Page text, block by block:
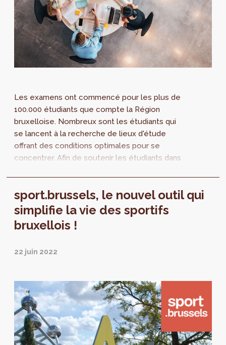
Les examens ont commencé pour les plus de
100.000 étudiants que compte la Région
bruxelloise. Nombreux sont les étudiants qui
se lancent à la recherche de lieux d'étude
offrant des conditions optimales pour se
concentrer. Afin de soutenir les étudiants dans
d’étude disponibles sur le territoire bruxellois.
sport.brussels, le nouvel outil qui
simplifie la vie des sportifs
bruxellois !
22 juin 2022